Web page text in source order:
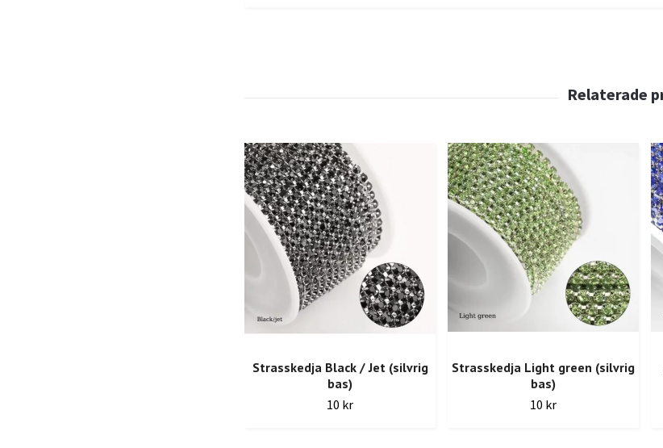
Strasskedja Black / Jet (silvrig
bas)
10 kr
Strasskedja Light green (silvrig
bas)
10 kr